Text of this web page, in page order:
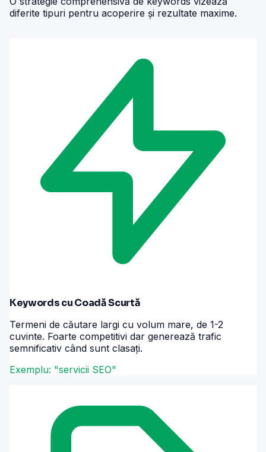
diferite tipuri pentru acoperire și rezultate maxime.
Keywords cu Coadă Scurtă
Termeni de căutare largi cu volum mare, de 1-2
cuvinte. Foarte competitivi dar generează trafic
semnificativ când sunt clasați.
Exemplu: "servicii SEO"